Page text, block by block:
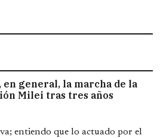
en general, la marcha de la
Milei tras tres años
entiendo que lo actuado por el